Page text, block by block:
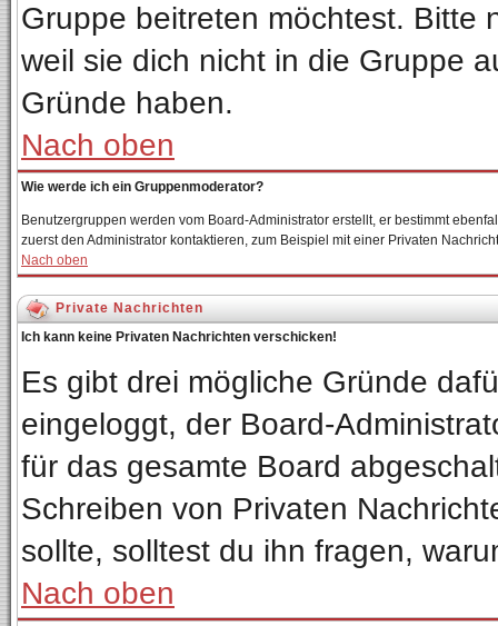
Gruppe beitreten möchtest. Bitte
weil sie dich nicht in die Gruppe
Gründe haben.
Nach oben
Wie werde ich ein Gruppenmoderator?
Benutzergruppen werden vom Board-Administrator erstellt, er bestimmt
zuerst den Administrator kontaktieren, zum Beispiel mit einer Privaten
Nach oben
Private Nachrichten
Ich kann keine Privaten Nachrichten verschicken!
Es gibt drei mögliche Gründe
eingeloggt, der Board-
für das gesamte Board
Schreiben von Privaten
sollte, solltest du ihn fragen,
Nach oben